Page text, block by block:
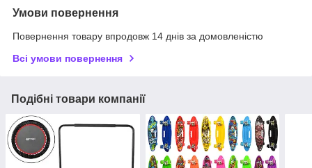
Умови повернення
Повернення товару впродовж 14 днів за домовленістю
Всі умови повернення
Подібні товари компанії